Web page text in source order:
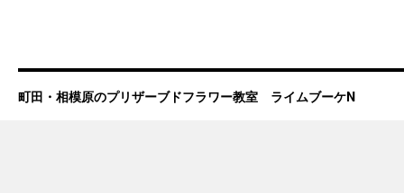
町田・相模原のプリザーブドフラワー教室 ライムブーケN